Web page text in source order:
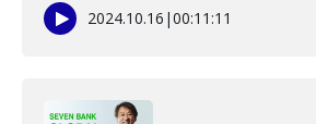
2024.10.16 |00:11:11